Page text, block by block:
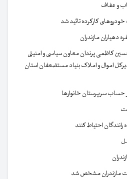
و عفاف
کارکرده تائید شد
حسین کاظمی پرندان معاون سیاسی و امنیتی
اموال و املاک بنیاد مستضعفان استان
حساب سرپرستان خانوار‌ها
رانندگان احتیاط کنند
مازندران مشخص شد